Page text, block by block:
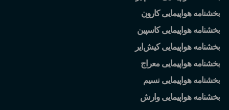
بخشنامه هواپیمایی کارون
بخشنامه هواپیمایی کاسپین
بخشنامه هواپیمایی کیش ایر
بخشنامه هواپیمایی معراج
بخشنامه هواپیمایی نسیم
بخشنامه هواپیمایی وارش